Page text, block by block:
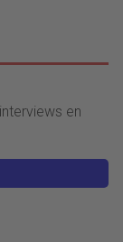
en